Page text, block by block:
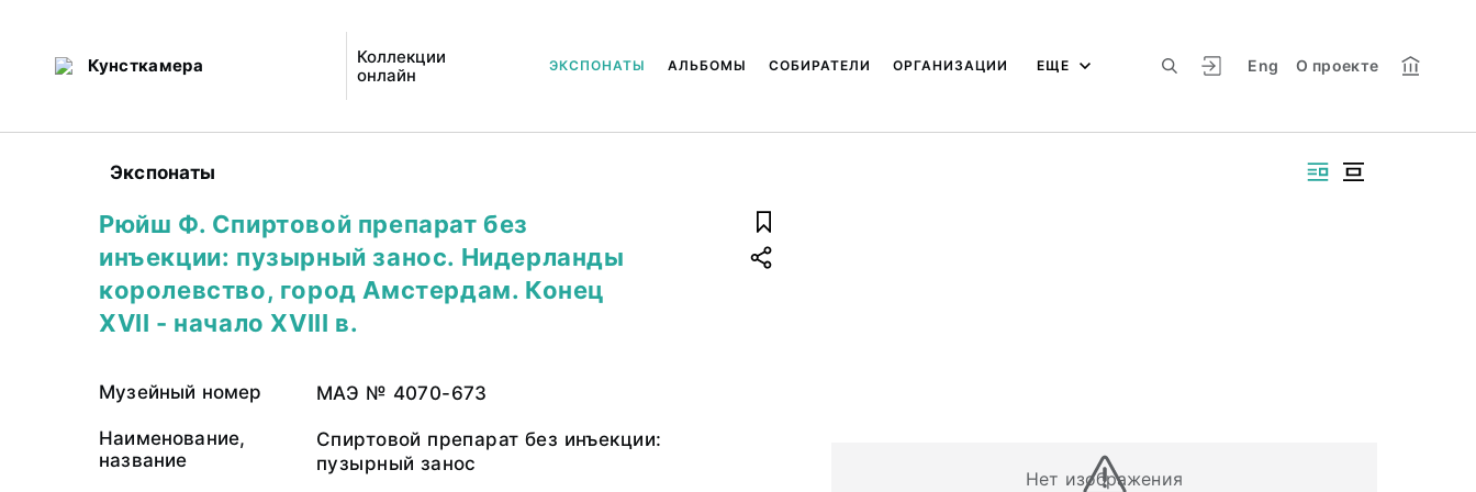
Кунсткамера
Коллекции
онлайн
Eng О проекте
ЭКСПОНАТЫ АЛЬБОМЫ СОБИРАТЕЛИ ОРГАНИЗАЦИИ ЕЩЕ
Экспонаты
Нет изображения
Рюйш Ф. Спиртовой препарат без
инъекции: пузырный занос. Нидерланды
королевство, город Амстердам. Конец
ХVII - начало XVIII в.
Музейный номер МАЭ № 4070-673
Наименование,
название
Спиртовой препарат без инъекции:
пузырный занос